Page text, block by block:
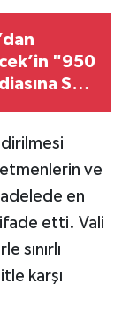
"950
Sert
ve
en
etti. Vali
sınırlı
karşı